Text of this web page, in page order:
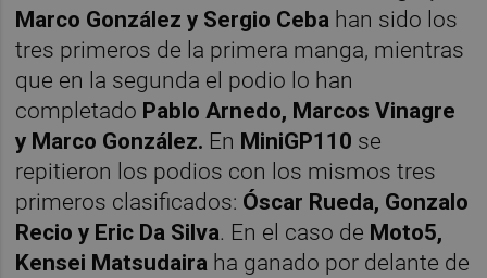
Marco González y Sergio Ceba han sido los
tres primeros de la primera manga, mientras
que en la segunda el podio lo han
completado Pablo Arnedo, Marcos Vinagre
y Marco González. En MiniGP110 se
repitieron los podios con los mismos tres
primeros clasificados: Óscar Rueda, Gonzalo
Recio y Eric Da Silva. En el caso de Moto5,
Kensei Matsudaira ha ganado por delante de